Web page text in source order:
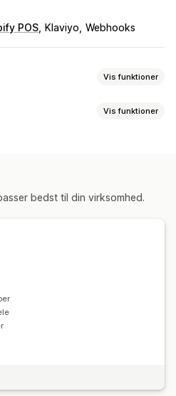
POS Klaviyo Webhooks
Vis funktioner
Vis funktioner
abonnementer
bedst til din virksomhed.